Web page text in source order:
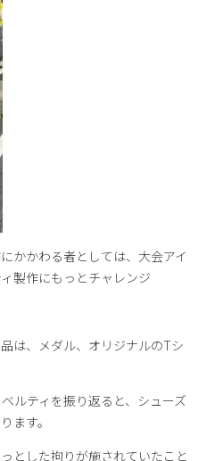
かかわる者としては、大会アイ
製作にもっとチャレンジ
は、メダル、オリジナルのTシ
ルティを振り返ると、シューズ
ます。
とした拘りが施されていたこと